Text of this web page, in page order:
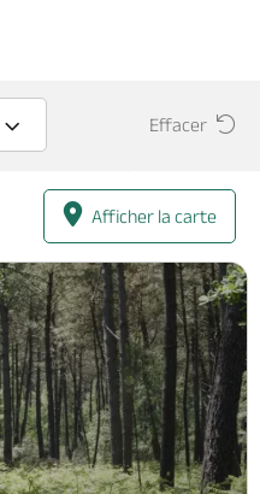
Effacer
Afficher la carte